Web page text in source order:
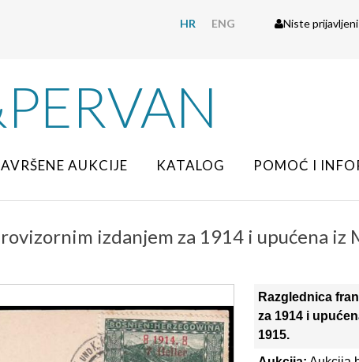
HR ENG Niste
AUKCIJE KATALOG POMOĆ I
izdanjem za 1914 i upućena iz
Razglednica
za 1914 i
1915.